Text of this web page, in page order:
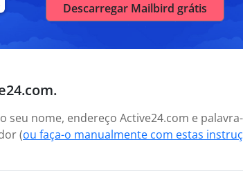
Descarregar Mailbird grátis
seu nome, endereço Active24.com e
(ou faça-o manualmente com estas